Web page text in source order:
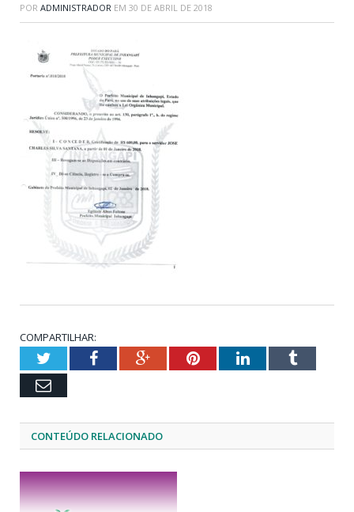
POR ADMINISTRADOR EM 30 DE ABRIL DE 2018
COMPARTILHAR:
TwitterFacebookGoogle+PinterestLinkedInTumblr
Email
CONTEÚDO RELACIONADO